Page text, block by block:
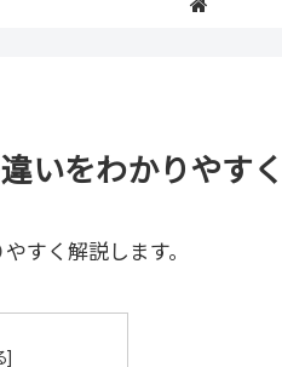
いをわかりやす
すく解説します。